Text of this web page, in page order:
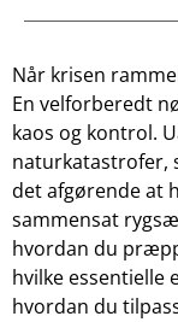
Når krisen
En velforberedt
kaos og kontrol.
naturkatastrofer,
det afgørende at
sammensat
hvordan du
hvilke essentielle
hvordan du